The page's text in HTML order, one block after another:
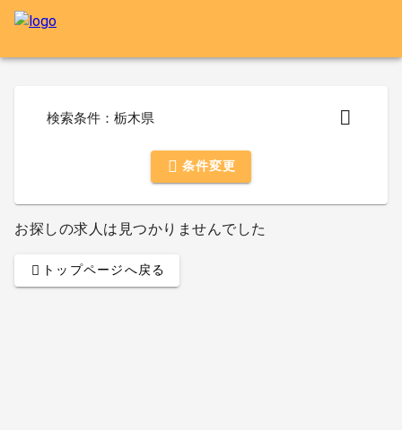
検索条件：栃木県
条件変更
お探しの求人は見つかりませんでした
トップページへ戻る